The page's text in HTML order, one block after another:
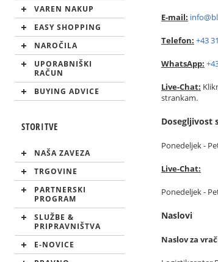
VAREN NAKUP
EASY SHOPPING
NAROČILA
UPORABNIŠKI
RAČUN
BUYING ADVICE
STORITVE
NAŠA ZAVEZA
TRGOVINE
PARTNERSKI
PROGRAM
SLUŽBE &
PRIPRAVNIŠTVA
E-NOVICE
E-mail:
Telefon: +43
WhatsApp:
Live-Chat:
strankam.
Dosegljivost
Ponedeljek -
Live-Chat:
Ponedeljek -
Naslovi
Naslov za